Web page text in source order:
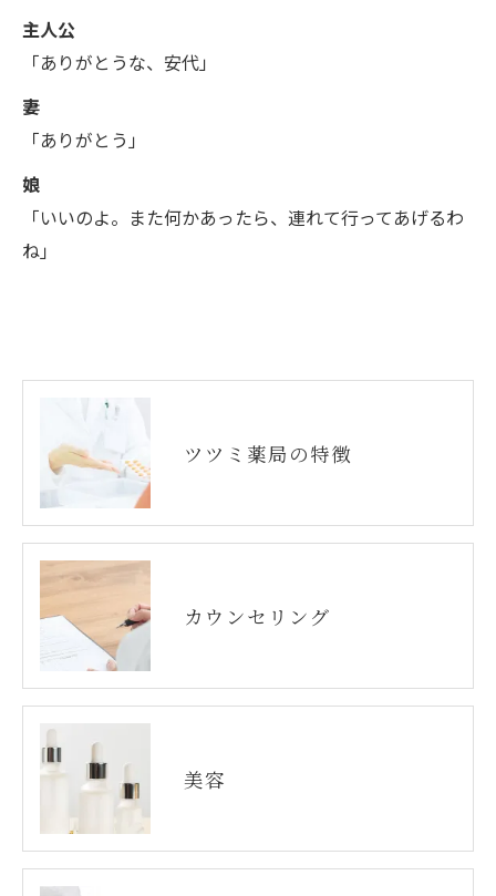
主人公
「ありがとうな、安代」
妻
「ありがとう」
娘
「いいのよ。また何かあったら、連れて行ってあげるわ
ね」
ツツミ薬局の特徴
カウンセリング
美容